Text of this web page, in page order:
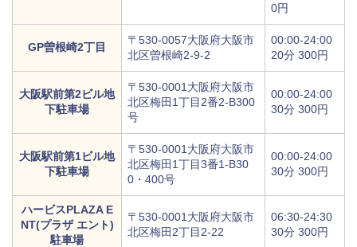
0円
GP曽根崎2丁目
〒530-0057大阪府大阪市
北区曽根崎2-9-2
00:00-24:00
20分 300円
大阪駅前第2ビル地
下駐車場
〒530-0001大阪府大阪市
北区梅田1丁目2番2-B300
号
00:00-24:00
30分 300円
大阪駅前第1ビル地
下駐車場
〒530-0001大阪府大阪市
北区梅田1丁目3番1-B30
0・400号
00:00-24:00
30分 300円
ハービスPLAZA E
NT(プラザ エント)
駐車場
〒530-0001大阪府大阪市
北区梅田2丁目2-22
06:30-24:30
30分 300円